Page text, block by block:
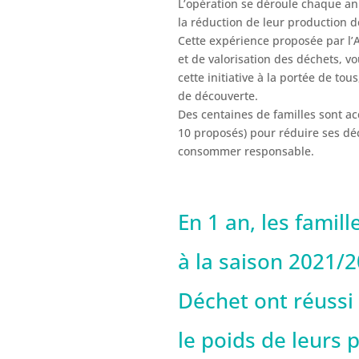
L’opération se déroule chaque
la réduction de leur production
Cette expérience proposée par
et de valorisation des déchets,
cette initiative à la portée de
de découverte.
Des centaines de familles sont
10 proposés) pour réduire ses
consommer responsable.
En 1 an, les
à la saison 2021/
Déchet ont
le poids de leurs